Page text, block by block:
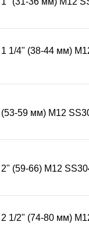
устойчива к
оборудования в
высокой
более
1 1/4" (38-44 мм)
(53-59 мм) М12
(59-66) М12
2 1/2" (74-80 мм)